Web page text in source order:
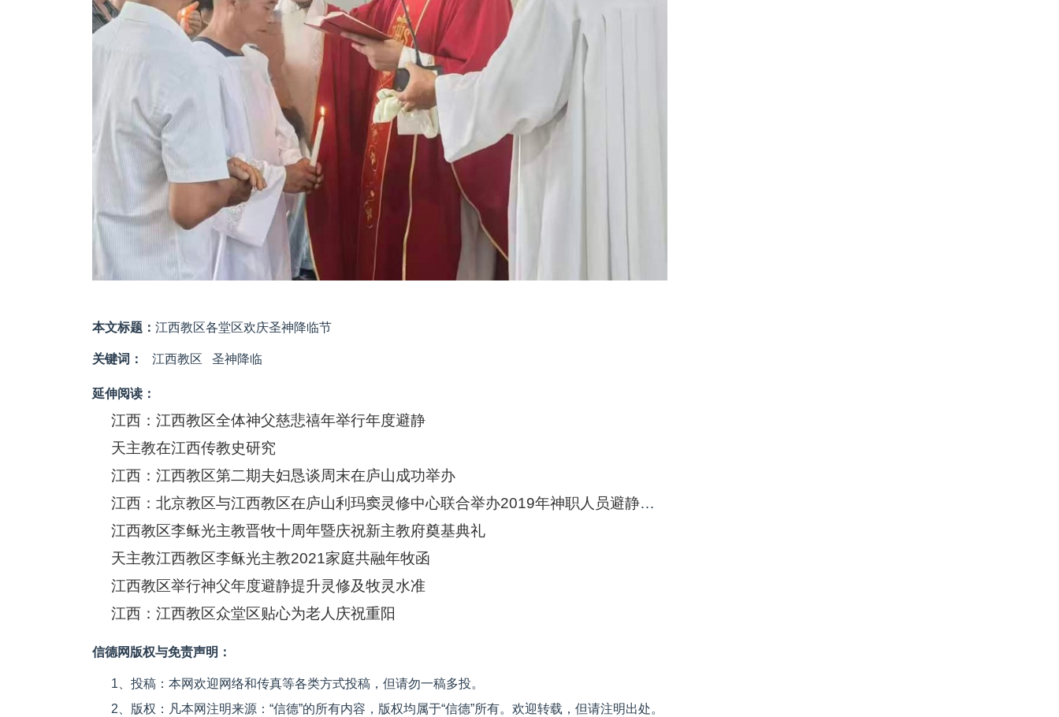
本文标题： 江西教区各堂区欢庆圣神降临节
关键词： 江西教区 圣神降临
延伸阅读：
江西：江西教区全体神父慈悲禧年举行年度避静
天主教在江西传教史研究
江西：江西教区第二期夫妇恳谈周末在庐山成功举办
江西：北京教区与江西教区在庐山利玛窦灵修中心联合举办2019年神职人员避静活动
江西教区李稣光主教晋牧十周年暨庆祝新主教府奠基典礼
天主教江西教区李稣光主教2021家庭共融年牧函
江西教区举行神父年度避静提升灵修及牧灵水准
江西：江西教区众堂区贴心为老人庆祝重阳
信德网版权与免责声明：
1、投稿：本网欢迎网络和传真等各类方式投稿，但请勿一稿多投。
2、版权：凡本网注明来源：“信德”的所有内容，版权均属于“信德”所有。欢迎转载，但请注明出处。